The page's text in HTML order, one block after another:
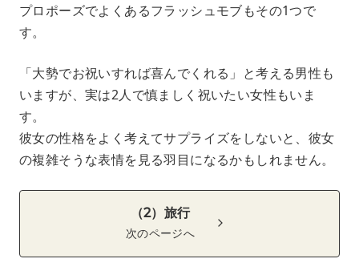
プロポーズでよくあるフラッシュモブもその1つで
す。
「大勢でお祝いすれば喜んでくれる」と考える男性も
いますが、実は2人で慎ましく祝いたい女性もいま
す。
彼女の性格をよく考えてサプライズをしないと、彼女
の複雑そうな表情を見る羽目になるかもしれません。
（2）旅行
次のページへ